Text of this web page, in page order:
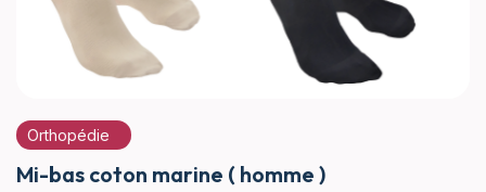
Orthopédie
Mi-bas coton marine ( homme )